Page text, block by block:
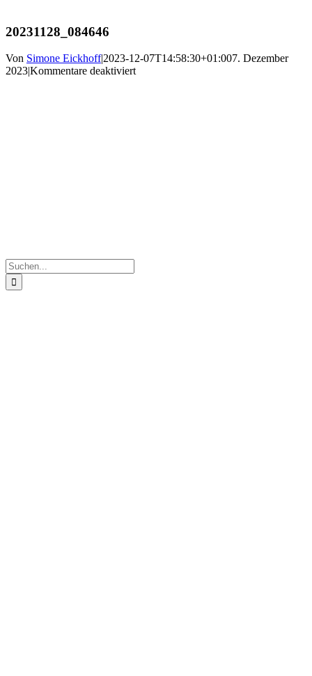
20231128_084646
Von Simone Eickhoff|2023-12-07T14:58:30+01:007. Dezember
2023|Kommentare deaktiviertfür
Suche
nach: